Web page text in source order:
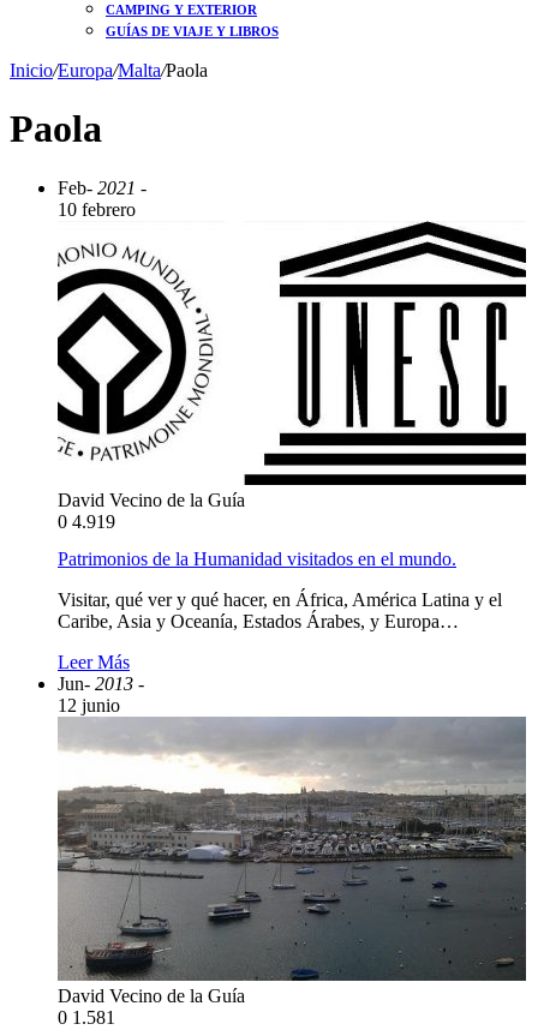
CAMPING Y EXTERIOR
GUÍAS DE VIAJE Y LIBROS
Inicio/Europa/Malta/Paola
Paola
Feb- 2021 -
10 febrero
David Vecino de la Guía
0 4.919
Patrimonios de la Humanidad visitados en el mundo.
Visitar, qué ver y qué hacer, en África, América Latina y el
Caribe, Asia y Oceanía, Estados Árabes, y Europa…
Leer Más
Jun- 2013 -
12 junio
David Vecino de la Guía
0 1.581